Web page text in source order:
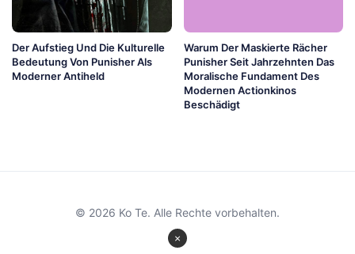
Der Aufstieg Und Die Kulturelle
Bedeutung Von Punisher Als
Moderner Antiheld
Warum Der Maskierte Rächer
Punisher Seit Jahrzehnten Das
Moralische Fundament Des
Modernen Actionkinos
Beschädigt
×
© 2026 Ko Te. Alle Rechte vorbehalten.